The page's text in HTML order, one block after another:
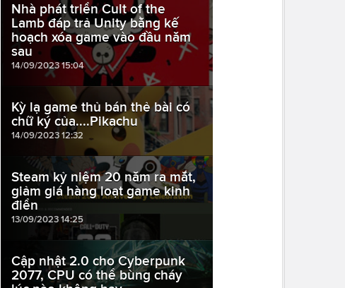
Nhà phát triển Cult of the
Lamb đáp trả Unity bằng kế
hoạch xóa game vào đầu năm
sau
14/09/2023 15:04
Kỳ lạ game thủ bán thẻ bài có
chữ ký của....Pikachu
14/09/2023 12:32
Steam kỷ niệm 20 năm ra mắt,
giảm giá hàng loạt game kinh
điển
13/09/2023 14:25
Cập nhật 2.0 cho Cyberpunk
2077, CPU có thể bùng cháy